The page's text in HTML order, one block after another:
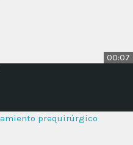
00:07